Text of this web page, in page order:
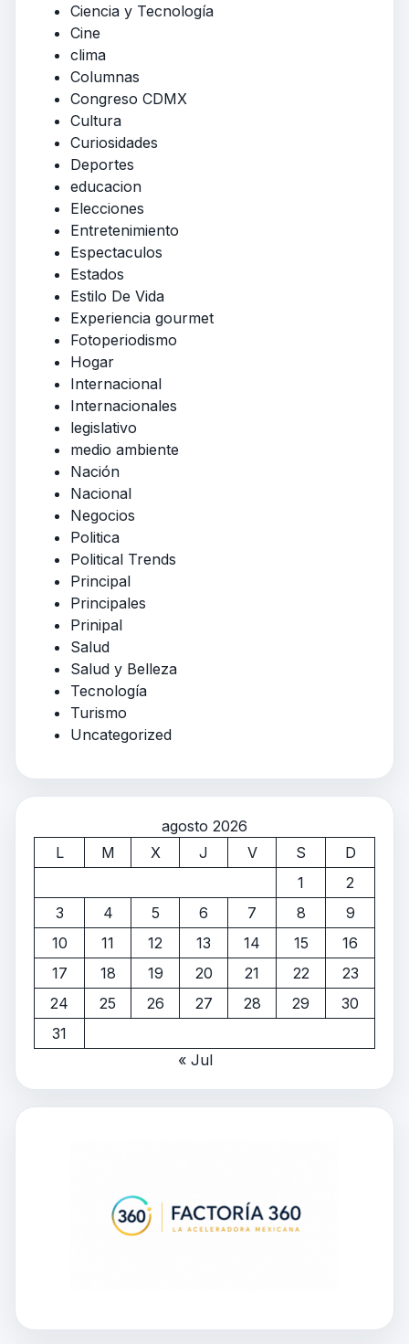
Ciencia y Tecnología
Cine
clima
Columnas
Congreso CDMX
Cultura
Curiosidades
Deportes
educacion
Elecciones
Entretenimiento
Espectaculos
Estados
Estilo De Vida
Experiencia gourmet
Fotoperiodismo
Hogar
Internacional
Internacionales
legislativo
medio ambiente
Nación
Nacional
Negocios
Politica
Political Trends
Principal
Principales
Prinipal
Salud
Salud y Belleza
Tecnología
Turismo
Uncategorized
agosto 2026
L
M X J V S
D
1
2
3
4 5 6 7 8
9
10
11 12 13 14 15
16
17
18 19 20 21 22
23
24
25 26 27 28 29
30
31
« Jul